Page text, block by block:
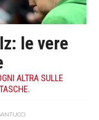
le vere
ALTRA SULLE